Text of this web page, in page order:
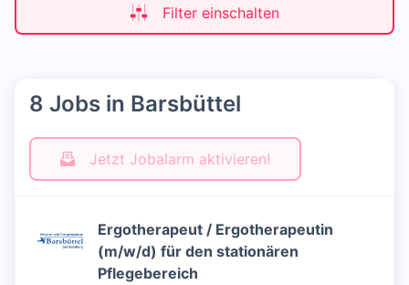
Filter einschalten
8 Jobs in Barsbüttel
Jetzt Jobalarm aktivieren!
Ergotherapeut / Ergotherapeutin
(m/w/d) für den stationären
Pflegebereich